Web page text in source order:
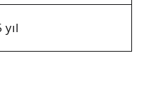
yıl